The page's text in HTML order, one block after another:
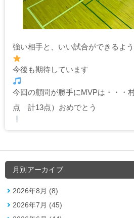
強い相手と、いい試合ができるよ
今後も期待しています
今回の顧問が勝手にMVPは・・・
点 計13点）おめでとう
月別アーカイブ
2026年8月 (8)
2026年7月 (45)